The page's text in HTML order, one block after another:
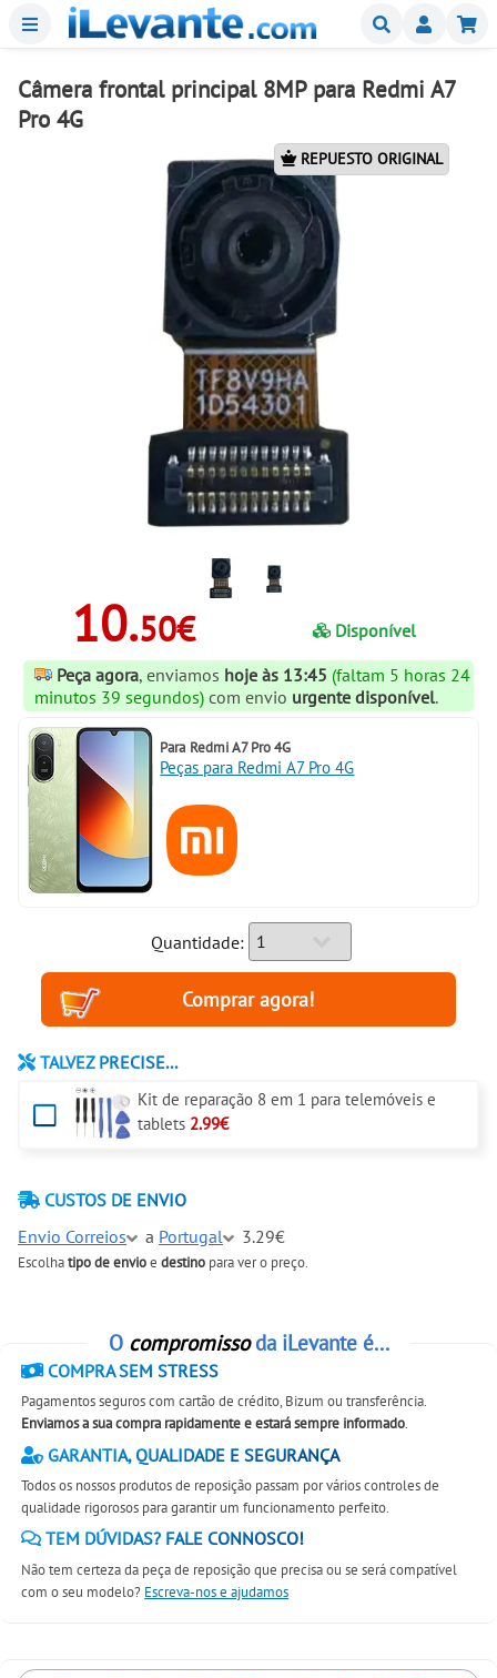
Menu Buscar
Câmera frontal principal 8MP para Redmi A7
Pro 4G
REPUESTO ORIGINAL
10.50€
Disponível
Peça agora, enviamos hoje às 13:45 (faltam 5 horas 24
minutos 39 segundos) com envio urgente disponível.
Para Redmi A7 Pro 4G
Peças para Redmi A7 Pro 4G
Quantidade:
TALVEZ PRECISE...
Kit de reparação 8 em 1 para telemóveis e
tablets 2.99€
CUSTOS DE ENVIO
Envio Correios
a Portugal 3.29€
Escolhatipo de envioe destino para ver o preço.
O compromissoda iLevante é...
COMPRA SEM STRESS
Pagamentos seguros com cartão de crédito, Bizum ou transferência.
Enviamos a sua compra rapidamente e estará sempre informado.
GARANTIA, QUALIDADE E SEGURANÇA
Todos os nossos produtos de reposição passam por vários controles de
qualidade rigorosos para garantir um funcionamento perfeito.
TEM DÚVIDAS? FALE CONNOSCO!
Não tem certeza da peça de reposição que precisa ou se será compatível
com o seu modelo? Escreva-nos e ajudamos